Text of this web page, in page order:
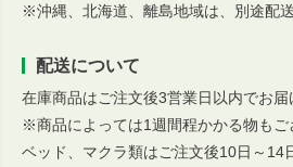
※沖縄、北海道、離島地域は、別途配
配送について
在庫商品はご注文後3営業日以内でお届
※商品によっては1週間程かかる物もご
ベッド、マクラ類はご注文後10日～14